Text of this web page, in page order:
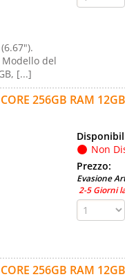
del
[...]
256GB RAM
Non
Prezzo:
Evasione
2-5 Giorni
256GB RAM